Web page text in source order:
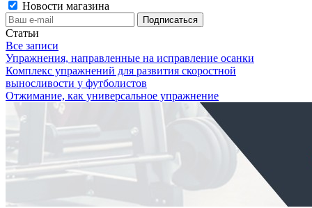
Новости магазина
Статьи
Все записи
Упражнения, направленные на исправление осанки
Комплекс упражнений для развития скоростной
выносливости у футболистов
Отжимание, как универсальное упражнение